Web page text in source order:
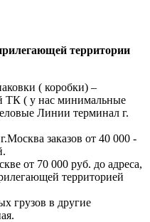
территории
( коробки) –
ТК ( у нас минимальные
Линии терминал г.
заказов от 40 000 -
от 70 000 руб. до адреса,
территорией
грузов в другие